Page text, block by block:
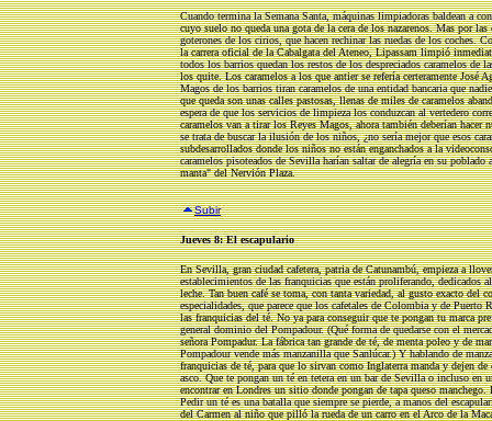
Cuando termina la Semana Santa, máquinas limpiadoras baldean a
cuyo suelo no queda una gota de la cera de los nazarenos. Mas por
goterones de los cirios, que hacen rechinar las ruedas de los coches.
la carrera oficial de la Cabalgata del Ateneo, Lipassam limpió
todos los barrios quedan los restos de los despreciados caramelos de
los quite. Los caramelos a los que antier se refería certeramente José
Magos de los barrios tiran caramelos de una entidad bancaria que
que queda son unas calles pastosas, llenas de miles de caramelos
espera de que los servicios de limpieza los conduzcan al vertedero
caramelos van a tirar los Reyes Magos, ahora también deberían hacer
se trata de buscar la ilusión de los niños, ¿no sería mejor que esos
subdesarrollados donde los niños no están enganchados a la
caramelos pisoteados de Sevilla harían saltar de alegría en su
manta" del Nervión Plaza.
Subir
Jueves 8: El escapulario
En Sevilla, gran ciudad cafetera, patria de Catunambú, empieza a
establecimientos de las franquicias que están proliferando,
leche. Tan buen café se toma, con tanta variedad, al gusto exacto del
especialidades, que parece que los cafetales de Colombia y de
las franquicias del té. No ya para conseguir que te pongan tu marca
general dominio del Pompadour. (Qué forma de quedarse con el
señora Pompadur. La fábrica tan grande de té, de menta poleo y de
Pompadour vende más manzanilla que Sanlúcar.) Y hablando de
franquicias de té, para que lo sirvan como Inglaterra manda y dejen
asco. Que te pongan un té en tetera en un bar de Sevilla o incluso en
encontrar en Londres un sitio donde pongan de tapa queso
Pedir un té es una batalla que siempre se pierde, a manos del
del Carmen al niño que pilló la rueda de un carro en el Arco de la